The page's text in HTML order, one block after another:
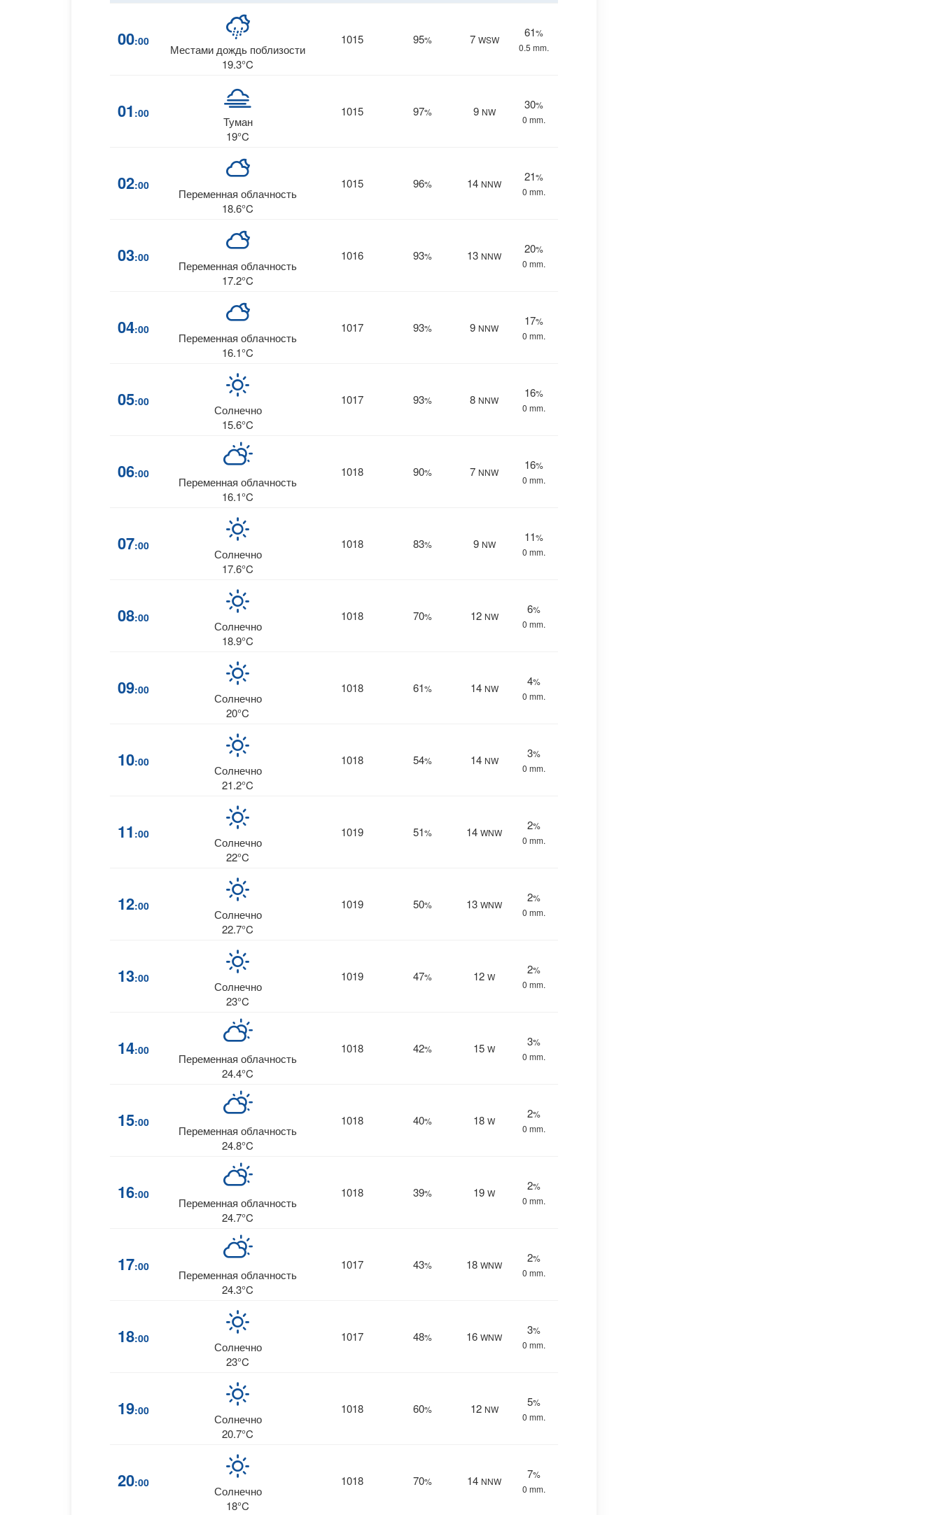
00:00
Местами дождь поблизости
19.3°C
1015 95% 7 WSW
61%
0.5 mm.
01 :00
Туман
19°C
1015 97% 9 NW
30%
0 mm.
02:00
Переменная облачность
18.6°C
1015 96% 14 NNW
21%
0 mm.
03:00
Переменная облачность
17.2°C
1016 93% 13 NNW
20%
0 mm.
04:00
Переменная облачность
16.1°C
1017 93% 9 NNW
17%
0 mm.
05:00
Солнечно
15.6°C
1017 93% 8 NNW
16%
0 mm.
06:00
Переменная облачность
16.1°C
1018 90% 7 NNW
16%
0 mm.
07:00
Солнечно
17.6°C
1018 83% 9 NW
11%
0 mm.
08:00
Солнечно
18.9°C
1018 70% 12 NW
6%
0 mm.
09:00
Солнечно
20°C
1018 61% 14 NW
4%
0 mm.
10:00
Солнечно
21.2°C
1018 54% 14 NW
3%
0 mm.
11 :00
Солнечно
22°C
1019 51% 14 WNW
2%
0 mm.
12:00
Солнечно
22.7°C
1019 50% 13 WNW
2%
0 mm.
13:00
Солнечно
23°C
1019 47% 12 W
2%
0 mm.
14:00
Переменная облачность
24.4°C
1018 42% 15 W
3%
0 mm.
15:00
Переменная облачность
24.8°C
1018 40% 18 W
2%
0 mm.
16:00
Переменная облачность
24.7°C
1018 39% 19 W
2%
0 mm.
17:00
Переменная облачность
24.3°C
1017 43% 18 WNW
2%
0 mm.
18:00
Солнечно
23°C
1017 48% 16 WNW
3%
0 mm.
19:00
Солнечно
20.7°C
1018 60% 12 NW
5%
0 mm.
20:00
Солнечно
18°C
1018 70% 14 NNW
7%
0 mm.